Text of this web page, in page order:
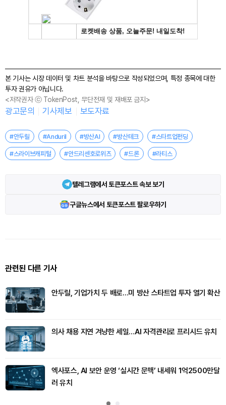
본 기사는 시장 데이터 및 차트 분석을 바탕으로 작성되었으며, 특정 종목에 대한
투자 권유가 아닙니다.
<저작권자 ⓒ TokenPost, 무단전재 및 재배포 금지>
광고문의 기사제보 보도자료
#안두릴 #Anduril #방산AI #방산테크 #스타트업펀딩
#스라이브캐피털 #안드리센호로위츠 #드론 #라티스
텔레그램에서 토큰포스트 속보 보기
구글뉴스에서 토큰포스트 팔로우하기
관련된 다른 기사
안두릴, 기업가치 두 배로…미 방산 스타트업 투자 열기 확산
의사 채용 지연 겨냥한 세일…AI 자격관리로 프리시드 유치
엑사포스, AI 보안 운영 ‘실시간 문맥’ 내세워 1억2500만달
러 유치